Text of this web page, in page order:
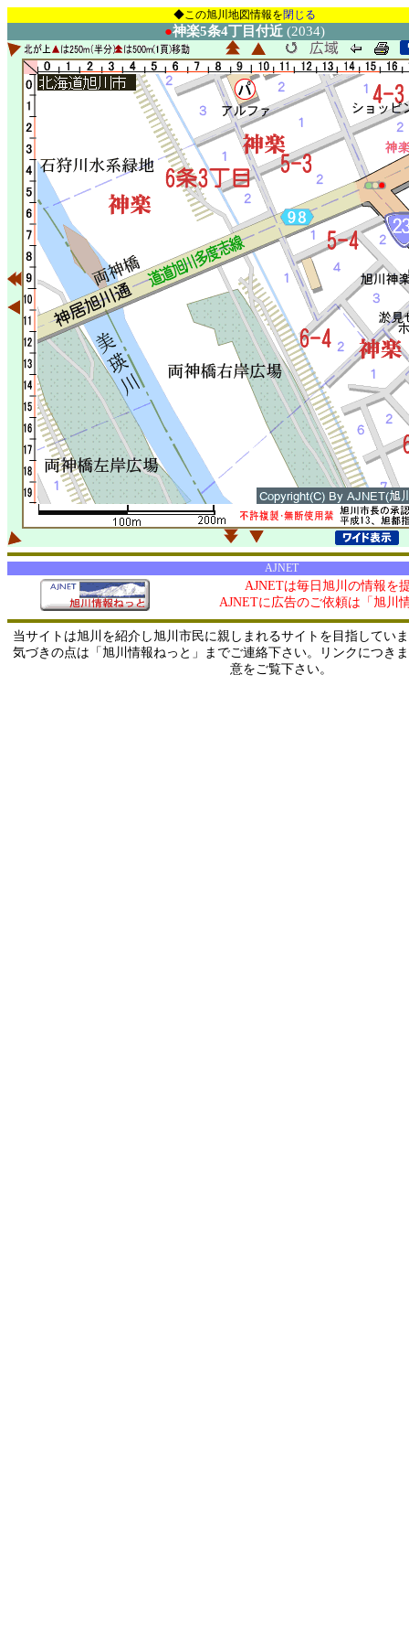
◆この旭川地図情報を閉じる
●神楽5条4丁目付近 (2034)
AJNET
AJNETは毎日旭川の情報を
AJNETに広告のご依頼は「旭川
当サイトは旭川を紹介し旭川市民に親しまれるサイトを目指してい
気づきの点は「旭川情報ねっと」までご連絡下さい。リンクにつき
意をご覧下さい。